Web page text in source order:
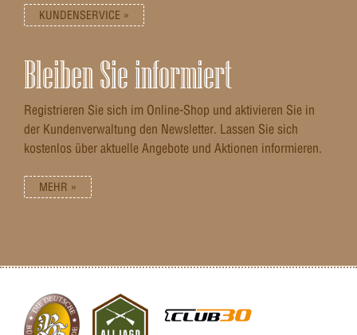
KUNDENSERVICE »
Bleiben Sie informiert
Registrieren Sie sich im Online-Shop und aktivieren Sie in
der Kundenverwaltung den Newsletter. Lassen Sie sich
kostenlos über aktuelle Angebote und Aktionen informieren.
MEHR »